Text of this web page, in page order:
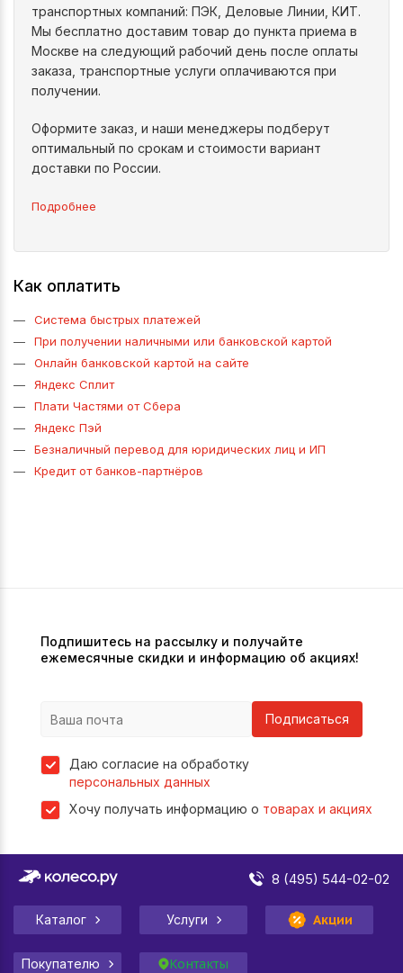
транспортных компаний: ПЭК, Деловые Линии, КИТ.
Мы бесплатно доставим товар до пункта приема в
Москве на следующий рабочий день после оплаты
заказа, транспортные услуги оплачиваются при
получении.
Оформите заказ, и наши менеджеры подберут
оптимальный по срокам и стоимости вариант
доставки по России.
Подробнее
Как оплатить
Система быстрых платежей
При получении наличными или банковской картой
Онлайн банковской картой на сайте
Яндекс Сплит
Плати Частями от Сбера
Яндекс Пэй
Безналичный перевод для юридических лиц и ИП
Кредит от банков-партнёров
Подпишитесь на рассылку и получайте
ежемесячные скидки и информацию об акциях!
Подписаться
Даю согласие на обработку
персональных данных
Хочу получать информацию о товарах и акциях
8 (495) 544-02-02
Каталог Услуги Акции
Покупателю Контакты